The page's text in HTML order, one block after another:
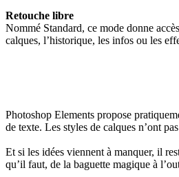
Retouche libre
Nommé Standard, ce mode donne
calques, l’historique, les infos ou les
Photoshop Elements propose
de texte. Les styles de calques n’ont
Et si les idées viennent à manquer, il
qu’il faut, de la baguette magique à